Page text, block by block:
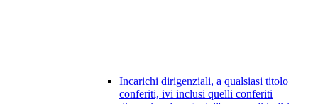
Incarichi dirigenziali, a qualsiasi titolo
conferiti, ivi inclusi quelli conferiti